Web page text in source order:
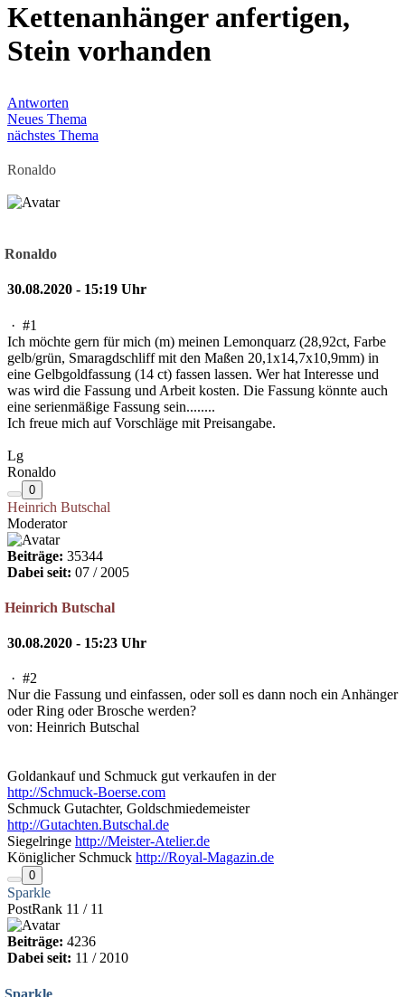
Kettenanhänger anfertigen,
Stein vorhanden
Antworten
Neues Thema
nächstes Thema
Ronaldo
Ronaldo
30.08.2020 - 15:19 Uhr
· #1
Ich möchte gern für mich (m) meinen Lemonquarz (28,92ct, Farbe
gelb/grün, Smaragdschliff mit den Maßen 20,1x14,7x10,9mm) in
eine Gelbgoldfassung (14 ct) fassen lassen. Wer hat Interesse und
was wird die Fassung und Arbeit kosten. Die Fassung könnte auch
eine serienmäßige Fassung sein........
Ich freue mich auf Vorschläge mit Preisangabe.
Lg
Ronaldo
0
Heinrich Butschal
Moderator
Beiträge: 35344
Dabei seit: 07 / 2005
Heinrich Butschal
30.08.2020 - 15:23 Uhr
· #2
Nur die Fassung und einfassen, oder soll es dann noch ein Anhänger
oder Ring oder Brosche werden?
von: Heinrich Butschal
Goldankauf und Schmuck gut verkaufen in der
http://Schmuck-Boerse.com
Schmuck Gutachter, Goldschmiedemeister
http://Gutachten.Butschal.de
Siegelringe http://Meister-Atelier.de
Königlicher Schmuck http://Royal-Magazin.de
0
Sparkle
PostRank 11 / 11
Beiträge: 4236
Dabei seit: 11 / 2010
Sparkle